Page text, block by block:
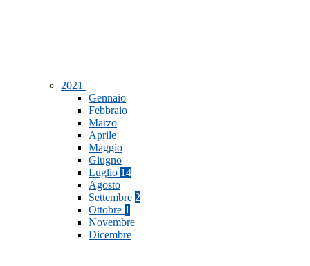
2021
Gennaio
Febbraio
Marzo
Aprile
Maggio
Giugno
Luglio 14
Agosto
Settembre 2
Ottobre 1
Novembre
Dicembre